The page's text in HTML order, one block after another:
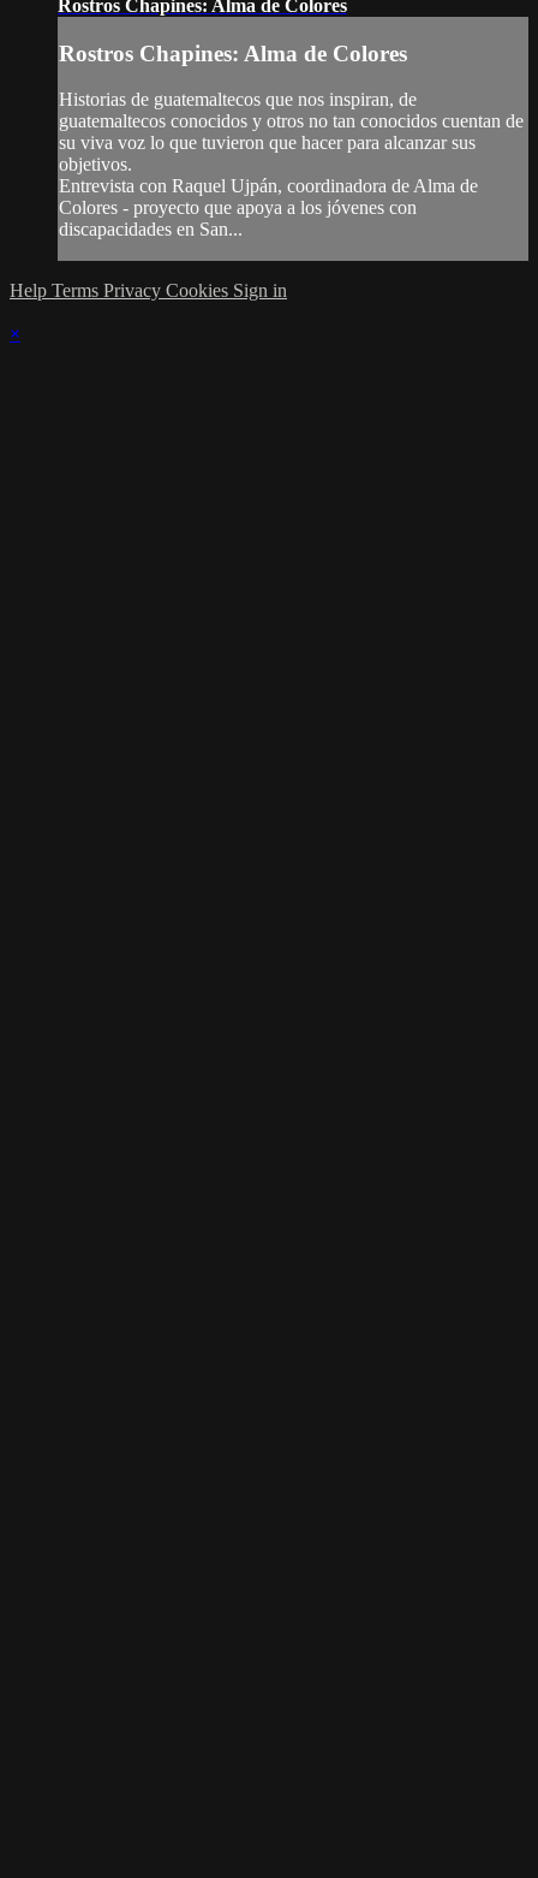
Rostros Chapines: Alma de Colores
Rostros Chapines: Alma de Colores
Historias de guatemaltecos que nos inspiran, de
guatemaltecos conocidos y otros no tan conocidos cuentan de
su viva voz lo que tuvieron que hacer para alcanzar sus
objetivos.
Entrevista con Raquel Ujpán, coordinadora de Alma de
Colores - proyecto que apoya a los jóvenes con
discapacidades en San...
Help Terms Privacy Cookies Sign in
×